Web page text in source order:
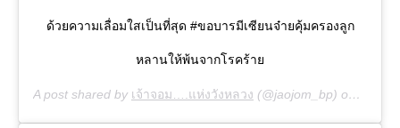
ด้วยความเลื่อมใสเป็นที่สุด #ขอบารมีเซียนจ๋ายคุ้มครองลูก
หลานให้พ้นจากโรคร้าย
A post shared by เจ้าจอม….แห่งวังหลวง (@jaojom_bp) on